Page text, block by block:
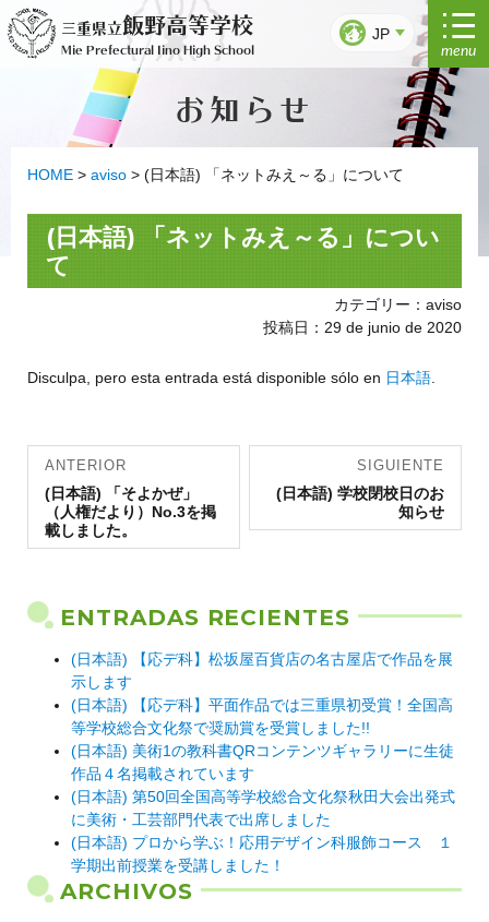
al
contenido
三重県立飯野高等学校
Mie Prefectural Iino High School
JP
menu
お知らせ
HOME > aviso > (日本語) 「ネットみえ～る」について
(日本語) 「ネットみえ～る」につい
て
カテゴリー：aviso
投稿日：29 de junio de 2020
Disculpa, pero esta entrada está disponible sólo en 日本語
Navegación
de
entradas
ANTERIOR
Entrada
anterior:
(日本語) 「そよかぜ」
（人権だより）No.3を掲
載しました。
SIGUIENTE
Entrada
siguiente:
(日本語) 学校閉校日のお
知らせ
ENTRADAS RECIENTES
(日本語) 【応デ科】松坂屋百貨店の名古屋店で作品を展
示します
(日本語) 【応デ科】平面作品では三重県初受賞！全国高
等学校総合文化祭で奨励賞を受賞しました!!
(日本語) 美術1の教科書QRコンテンツギャラリーに生徒
作品４名掲載されています
(日本語) 第50回全国高等学校総合文化祭秋田大会出発式
に美術・工芸部門代表で出席しました
(日本語) プロから学ぶ！応用デザイン科服飾コース １
学期出前授業を受講しました！
ARCHIVOS